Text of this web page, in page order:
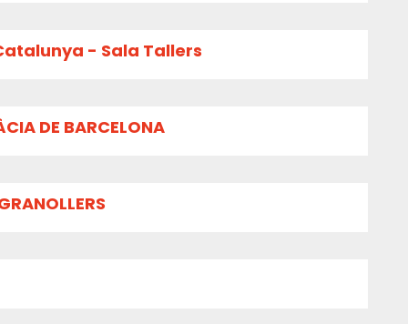
- Sala Tallers
DE BARCELONA